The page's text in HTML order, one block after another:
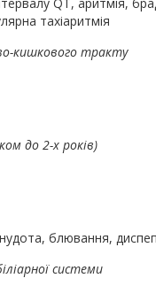
тахіаритмія
кишкового тракту
до 2-х років)
блювання,
системи